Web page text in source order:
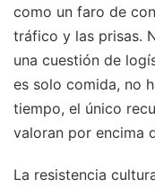
como un faro de
tráfico y las prisas.
una cuestión de
es solo comida, no
tiempo, el único
valoran por encima
La resistencia